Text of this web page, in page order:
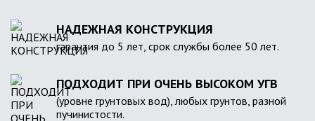
НАДЕЖНАЯ КОНСТРУКЦИЯ
гарантия до 5 лет, срок службы более 50 лет.
ПОДХОДИТ ПРИ ОЧЕНЬ ВЫСОКОМ УГВ
(уровне грунтовых вод), любых грунтов, разной
пучинистости.